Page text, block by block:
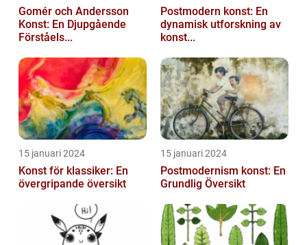
Gomér och Andersson
Konst: En Djupgående
Förståels...
Postmodern konst: En
dynamisk utforskning av
konst...
15 januari 2024
Konst för klassiker: En
övergripande översikt
15 januari 2024
Postmodernism konst: En
Grundlig Översikt